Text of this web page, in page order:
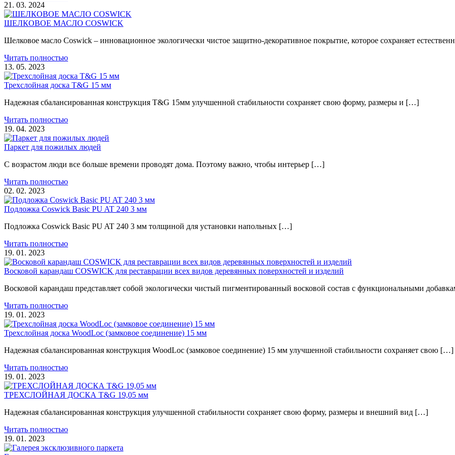
21. 03. 2024
ШЕЛКОВОЕ МАСЛО COSWICK
Шелковое масло Coswick – инновационное экологически чистое защитно-декоративное покрытие, которое сохраняет
Читать полностью
13. 05. 2023
Трехслойная доска T&G 15 мм
Надежная сбалансированная конструкция T&G 15мм улучшенной стабильности сохраняет свою форму, размеры и […]
Читать полностью
19. 04. 2023
Паркет для пожилых людей
С возрастом люди все больше времени проводят дома. Поэтому важно, чтобы интерьер […]
Читать полностью
02. 02. 2023
Подложка Coswick Basic PU AT 240 3 мм
Подложка Coswick Basic PU AT 240 3 мм толщиной для установки напольных […]
Читать полностью
19. 01. 2023
Восковой карандаш COSWICK для реставрации всех видов деревянных поверхностей и изделий
Восковой карандаш представляет собой экологически чистый пигментированный восковой состав с функциональными
Читать полностью
19. 01. 2023
Трехслойная доска WoodLoc (замковое соединение) 15 мм
Надежная сбалансированная конструкция WoodLoc (замковое соединение) 15 мм улучшенной стабильности сохраняет свою […]
Читать полностью
19. 01. 2023
ТРЕХСЛОЙНАЯ ДОСКА T&G 19,05 мм
Надежная сбалансированная конструкция улучшенной стабильности сохраняет свою форму, размеры и внешний вид […]
Читать полностью
19. 01. 2023